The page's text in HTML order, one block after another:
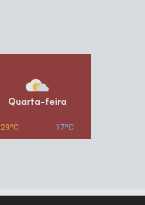
Quarta-feira
29ºC 17ºC